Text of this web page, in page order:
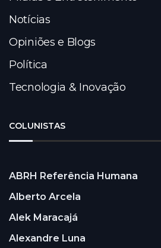
Notícias
Opiniões e Blogs
Política
Tecnologia & Inovação
COLUNISTAS
ABRH Referência Humana
Alberto Arcela
Alek Maracajá
Alexandre Luna